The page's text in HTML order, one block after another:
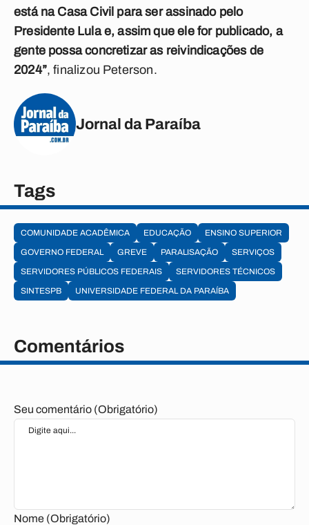
está na Casa Civil para ser assinado pelo
Presidente Lula e, assim que ele for publicado, a
gente possa concretizar as reivindicações de
2024”, finalizou Peterson.
Jornal da Paraíba
Tags
COMUNIDADE ACADÊMICA EDUCAÇÃO
ENSINO SUPERIOR
GOVERNO FEDERAL
GREVE PARALISAÇÃO
SERVIÇOS
SERVIDORES PÚBLICOS FEDERAIS
SERVIDORES TÉCNICOS
SINTESPB
UNIVERSIDADE FEDERAL DA PARAÍBA
Comentários
Seu comentário (Obrigatório)
Nome (Obrigatório)